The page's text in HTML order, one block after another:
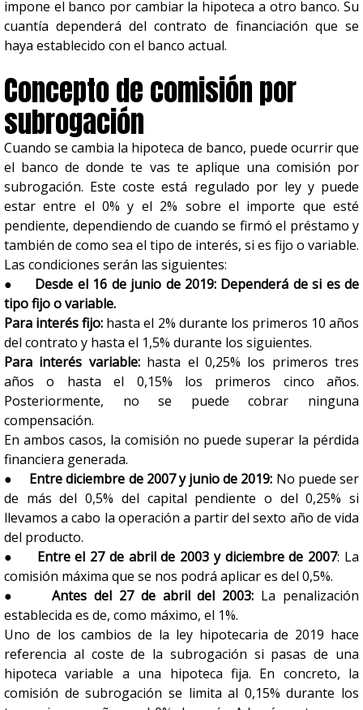
impone el banco por cambiar la hipoteca a otro banco. Su
cuantía dependerá del contrato de financiación que se
haya establecido con el banco actual.
Concepto de comisión por
subrogación
Cuando se cambia la hipoteca de banco, puede ocurrir que
el banco de donde te vas te aplique una comisión por
subrogación. Este coste está regulado por ley y puede
estar entre el 0% y el 2% sobre el importe que esté
pendiente, dependiendo de cuando se firmó el préstamo y
también de como sea el tipo de interés, si es fijo o variable.
Las condiciones serán las siguientes:
● Desde el 16 de junio de 2019: Dependerá de si es de
tipo fijo o variable.
Para interés fijo: hasta el 2% durante los primeros 10 años
del contrato y hasta el 1,5% durante los siguientes.
Para interés variable:hasta el 0,25% los primeros tres
años o hasta el 0,15% los primeros cinco años.
Posteriormente, no se puede cobrar ninguna
compensación.
En ambos casos, la comisión no puede superar la pérdida
financiera generada.
● Entre diciembre de 2007 y junio de 2019: No puede ser
de más del 0,5% del capital pendiente o del 0,25% si
llevamos a cabo la operación a partir del sexto año de vida
del producto.
● Entre el 27 de abril de 2003 y diciembre de 2007: La
comisión máxima que se nos podrá aplicar es del 0,5%.
●Antes del 27 de abril del 2003: La penalización
establecida es de, como máximo, el 1%.
Uno de los cambios de la ley hipotecaria de 2019 hace
referencia al coste de la subrogación si pasas de una
hipoteca variable a una hipoteca fija. En concreto, la
comisión de subrogación se limita al 0,15% durante los